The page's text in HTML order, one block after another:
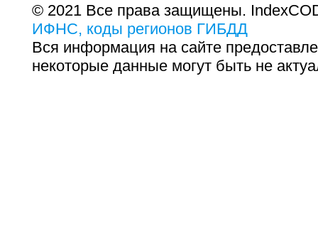
© 2021 Все права защищены.
ИФНС, коды регионов ГИБДД
Вся информация на сайте
некоторые данные могут быть не